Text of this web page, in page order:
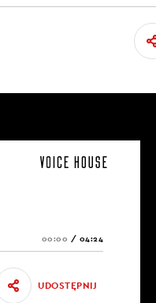
00:00 / 04:24
UDOSTĘPNIJ